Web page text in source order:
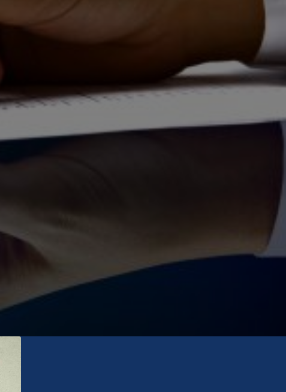
відходів
утворення відходів (ОУВ)
оброблення та утилізації відходів
відходів (МВВ)
повідомлення транскордонне
або виведення на транскордонне
господарської діяльності щодо